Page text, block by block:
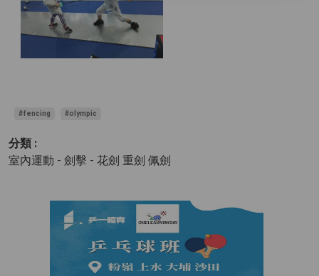
#fencing #olympic
分類 :
室內運動 - 劍擊 - 花劍 重劍 佩劍